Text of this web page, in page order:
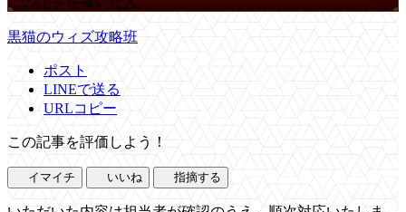
黒猫のウィズ攻略班
ポスト
LINEで送る
URLコピー
この記事を評価しよう！
イマイチ いいね 指摘する